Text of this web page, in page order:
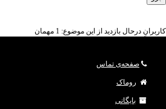
کاربرانِ درحال بازدید از این موضوع: 1 مهمان
صفحه‌ی تماس
روماک
بایگانی